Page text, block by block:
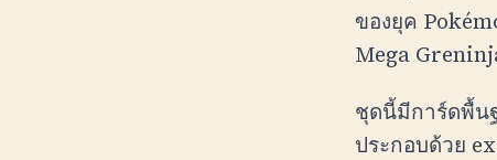
ของยุค
Mega
ชุดนี้มีการ์ดพื้น
ประกอบด้วย